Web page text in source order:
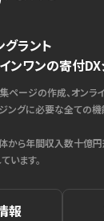
ラント
ンワンの寄付DX
ページの作成、オンラ
ングに必要な全ての
から年間収入数十億
います。
報